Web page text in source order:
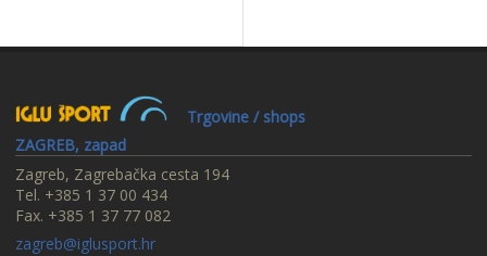
Trgovine / shops
ZAGREB, zapad
Zagreb, Zagrebačka cesta 194
Tel. +385 1 37 00 434
Fax. +385 1 37 77 082
zagreb@iglusport.hr